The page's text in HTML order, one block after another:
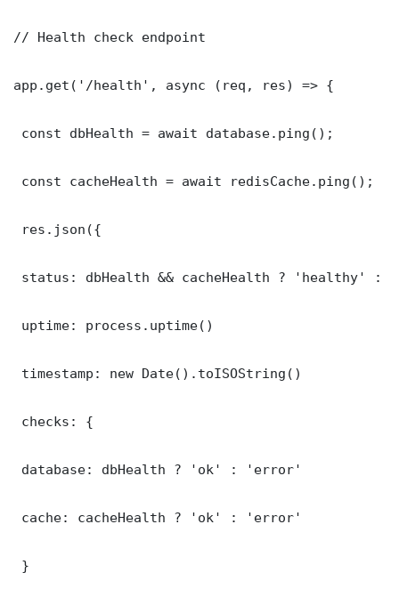
// Health check endpoint
app.get('/health', async (req, res) => {
const dbHealth = await database.ping();
const cacheHealth = await redisCache.ping();
res.json({
status: dbHealth && cacheHealth ? 'healthy' :
uptime: process.uptime()
timestamp: new Date().toISOString()
checks: {
database: dbHealth ? 'ok' : 'error'
cache: cacheHealth ? 'ok' : 'error'
}